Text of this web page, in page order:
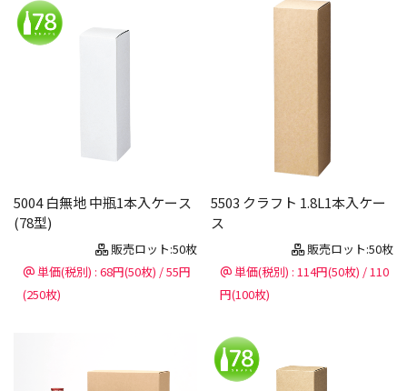
5004 白無地 中瓶1本入ケース
(78型)
販売ロット:50枚
単価(税別) : 68円(50枚) / 55円
(250枚)
5503 クラフト 1.8L1本入ケー
ス
販売ロット:50枚
単価(税別) : 114円(50枚) / 110
円(100枚)